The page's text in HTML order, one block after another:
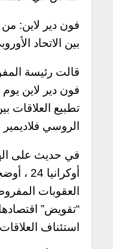
فون دير لاين: من
بين الاتحاد
قالت رئيسة
فون دير لاين
تطبيع العلاقات
الروسي فلاديمير
في حديث على
العقوبات
“تقويض”
استئناف